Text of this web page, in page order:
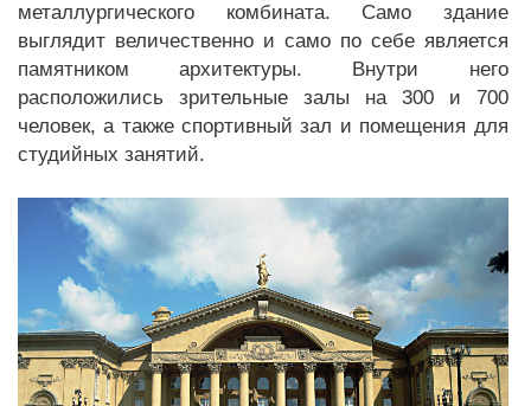
металлургического комбината. Само здание
выглядит величественно и само по себе является
памятником архитектуры. Внутри него
расположились зрительные залы на 300 и 700
человек, а также спортивный зал и помещения для
студийных занятий.